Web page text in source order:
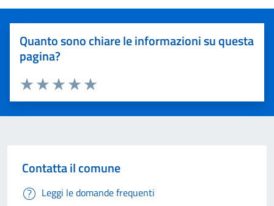
Quanto sono chiare le informazioni su questa
pagina?
Valuta 5 stelle su 5
Valuta 4 stelle su 5
Valuta 3 stelle su 5
Valuta 2 stelle su 5
Valuta 1 stelle su 5
Contatta il comune
Leggi le domande frequenti